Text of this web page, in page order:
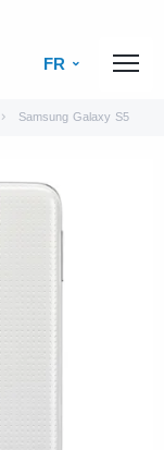
FR
Samsung Galaxy S5